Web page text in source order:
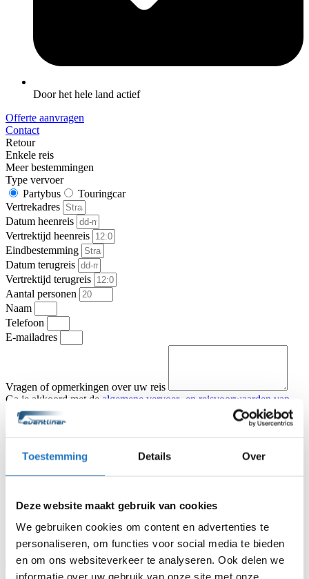
Toestemming Details Over
Deze website maakt gebruik van cookies
We gebruiken cookies om content en advertenties te
personaliseren, om functies voor social media te bieden
en om ons websiteverkeer te analyseren. Ook delen we
informatie over uw gebruik van onze site met onze
Door het hele land actief
Offerte aanvragen
Contact
Retour
Enkele reis
Meer bestemmingen
Type vervoer
Partybus
Touringcar
Vertrekadres
Datum heenreis
Vertrektijd heenreis
Eindbestemming
Datum terugreis
Vertrektijd terugreis
Aantal personen
Naam
Telefoon
E-mailadres
Vragen of opmerkingen over uw reis
Ga je akkoord met de algemene vervoer- en reisvoorwaarden van
KNV Busvervoer
Ik ga akkoord
Type vervoer
Touringcar
Vertrekadres
Vertrektijd heenreis
Eindbestemming
Aantal personen
Naam
Telefoon